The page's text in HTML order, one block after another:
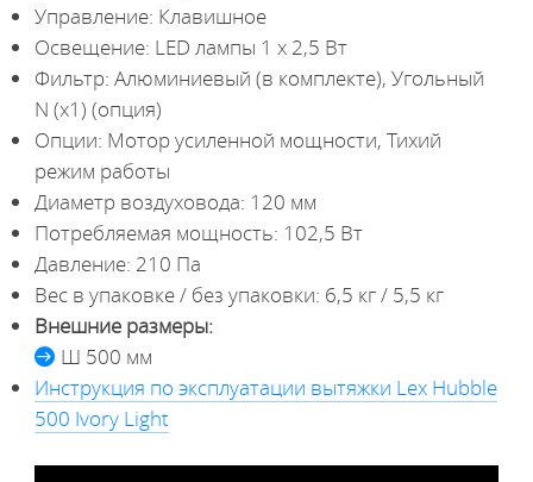
Управление: Клавишное
Освещение: LED лампы 1 х 2,5 Вт
Фильтр: Алюминиевый (в комплекте), Угольный
N (х1) (опция)
Опции: Мотор усиленной мощности, Тихий
режим работы
Диаметр воздуховода: 120 мм
Потребляемая мощность: 102,5 Вт
Давление: 210 Па
Вес в упаковке / без упаковки: 6,5 кг / 5,5 кг
Внешние размеры:
Ш 500 мм
Инструкция по эксплуатации вытяжки Lex Hubble
500 Ivory Light